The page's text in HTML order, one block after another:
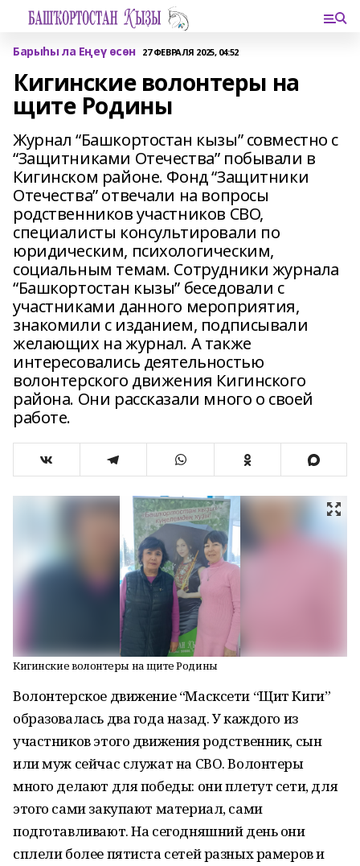
Барыһы ла Еңеү өсөн 27 ФЕВРАЛЯ 2025, 04:52
Кигинские волонтеры на
щите Родины
Журнал “Башкортостан кызы” совместно с
“Защитниками Отечества” побывали в
Кигинском районе. Фонд “Защитники
Отечества” отвечали на вопросы
родственников участников СВО,
специалисты консультировали по
юридическим, психологическим,
социальным темам. Сотрудники журнала
“Башкортостан кызы” беседовали с
участниками данного мероприятия,
знакомили с изданием, подписывали
желающих на журнал. А также
интересовались деятельностью
волонтерского движения Кигинского
района. Они рассказали много о своей
работе.
Кигинские волонтеры на щите Родины
Волонтерское движение “Масксети “Щит Киги”
образовалась два года назад. У каждого из
участников этого движения родственник, сын
или муж сейчас служат на СВО. Волонтеры
много делают для победы: они плетут сети, для
этого сами закупают материал, сами
подготавливают. На сегодняшний день они
сплели более пятиста сетей разных рамеров и